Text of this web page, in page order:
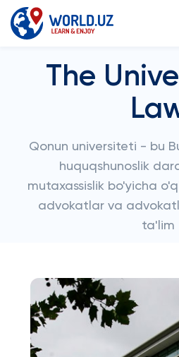
The
Qonun universiteti - bu
huquqshunoslik
mutaxassislik bo'yicha
advokatlar va
ta'lim